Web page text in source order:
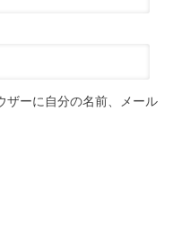
ザーに自分の名前、メール